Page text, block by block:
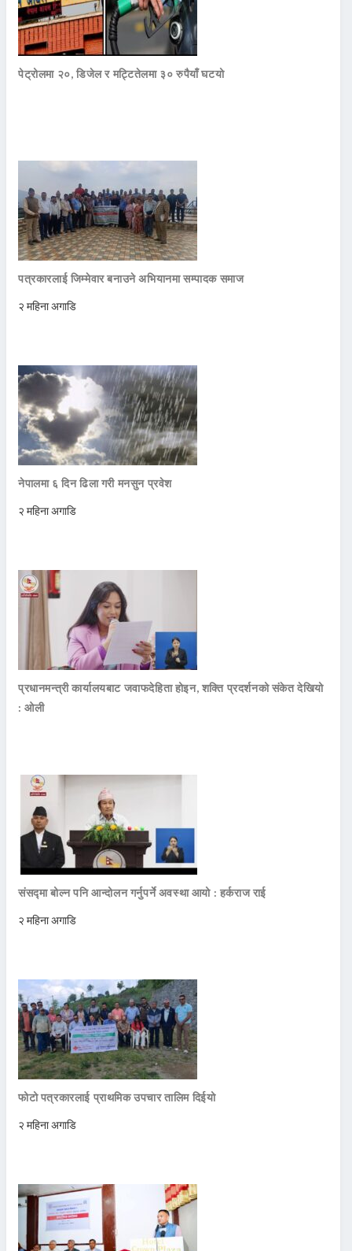
पेट्रोलमा २०, डिजेल र मट्टितेलमा ३० रुपैयाँ घटयो
पत्रकारलाई जिम्मेवार बनाउने अभियानमा सम्पादक समाज
२ महिना अगाडि
नेपालमा ६ दिन ढिला गरी मनसुन प्रवेश
२ महिना अगाडि
प्रधानमन्त्री कार्यालयबाट जवाफदेहिता होइन, शक्ति प्रदर्शनको संकेत देखियो
: ओली
संसद्मा बोल्न पनि आन्दोलन गर्नुपर्ने अवस्था आयो : हर्कराज राई
२ महिना अगाडि
फोटो पत्रकारलाई प्राथमिक उपचार तालिम दिईयो
२ महिना अगाडि